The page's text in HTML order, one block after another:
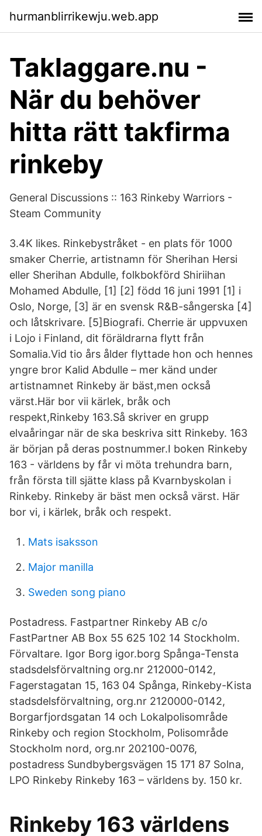
hurmanblirrikewju.web.app
Taklaggare.nu -
När du behöver
hitta rätt takfirma
rinkeby
General Discussions :: 163 Rinkeby Warriors -
Steam Community
3.4K likes. Rinkebystråket - en plats för 1000
smaker Cherrie, artistnamn för Sherihan Hersi
eller Sherihan Abdulle, folkbokförd Shiriihan
Mohamed Abdulle, [1] [2] född 16 juni 1991 [1] i
Oslo, Norge, [3] är en svensk R&B-sångerska [4]
och låtskrivare. [5]Biografi. Cherrie är uppvuxen
i Lojo i Finland, dit föräldrarna flytt från
Somalia.Vid tio års ålder flyttade hon och hennes
yngre bror Kalid Abdulle – mer känd under
artistnamnet Rinkeby är bäst,men också
värst.Här bor vii kärlek, bråk och
respekt,Rinkeby 163.Så skriver en grupp
elvaåringar när de ska beskriva sitt Rinkeby. 163
är början på deras postnummer.I boken Rinkeby
163 - världens by får vi möta trehundra barn,
från första till sjätte klass på Kvarnbyskolan i
Rinkeby. Rinkeby är bäst men också värst. Här
bor vi, i kärlek, bråk och respekt.
Mats isaksson
Major manilla
Sweden song piano
Postadress. Fastpartner Rinkeby AB c/o
FastPartner AB Box 55 625 102 14 Stockholm.
Förvaltare. Igor Borg igor.borg Spånga-Tensta
stadsdelsförvaltning org.nr 212000-0142,
Fagerstagatan 15, 163 04 Spånga, Rinkeby-Kista
stadsdelsförvaltning, org.nr 2120000-0142,
Borgarfjordsgatan 14 och Lokalpolisområde
Rinkeby och region Stockholm, Polisområde
Stockholm nord, org.nr 202100-0076,
postadress Sundbybergsvägen 15 171 87 Solna,
LPO Rinkeby Rinkeby 163 – världens by. 150 kr.
Rinkeby 163 världens